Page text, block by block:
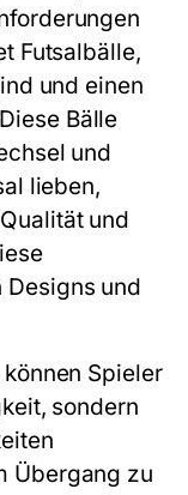
Futsalbälle,
und einen
Bälle
und
lieben,
und
und
Spieler
sondern
Übergang zu